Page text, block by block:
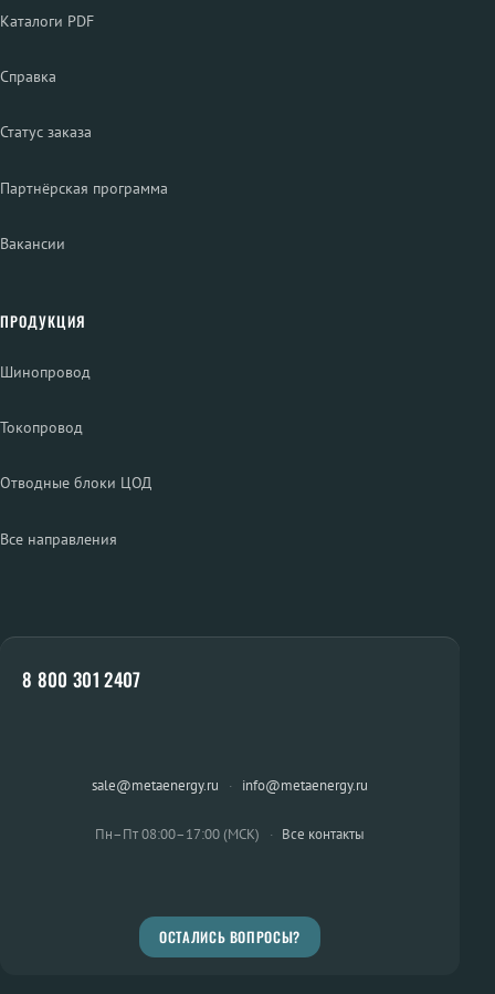
Каталоги PDF
Справка
Статус заказа
Партнёрская программа
Вакансии
ПРОДУКЦИЯ
Шинопровод
Токопровод
Отводные блоки ЦОД
Все направления
8 800 301 2407
sale@metaenergy.ru · info@metaenergy.ru
Пн–Пт 08:00–17:00 (МСК) · Все контакты
ОСТАЛИСЬ ВОПРОСЫ?